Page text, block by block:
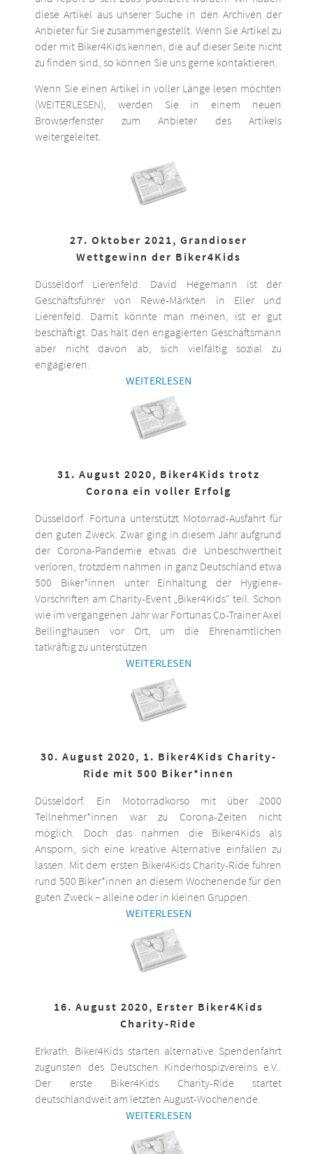
diese Artikel aus unserer Suche in den Archiven der
Anbieter für Sie zusammengestellt. Wenn Sie Artikel zu
oder mit Biker4Kids kennen, die auf dieser Seite nicht
zu finden sind, so können Sie uns gerne kontaktieren.
Wenn Sie einen Artikel in voller Länge lesen möchten
(WEITERLESEN), werden Sie in einem neuen
Browserfenster zum Anbieter des Artikels
weitergeleitet.
27. Oktober 2021, Grandioser
Wettgewinn der Biker4Kids
Düsseldorf Lierenfeld. David Hegemann ist der
Geschäftsführer von Rewe-Märkten in Eller und
Lierenfeld. Damit könnte man meinen, ist er gut
beschäftigt. Das hält den engagierten Geschäftsmann
aber nicht davon ab, sich vielfältig sozial zu
engagieren.
WEITERLESEN
31. August 2020, Biker4Kids trotz
Corona ein voller Erfolg
Düsseldorf. Fortuna unterstützt Motorrad-Ausfahrt für
den guten Zweck. Zwar ging in diesem Jahr aufgrund
der Corona-Pandemie etwas die Unbeschwertheit
verloren, trotzdem nahmen in ganz Deutschland etwa
500 Biker*innen unter Einhaltung der Hygiene-
Vorschriften am Charity-Event „Biker4Kids“ teil. Schon
wie im vergangenen Jahr war Fortunas Co-Trainer Axel
Bellinghausen vor Ort, um die Ehrenamtlichen
tatkräftig zu unterstützen.
WEITERLESEN
30. August 2020, 1. Biker4Kids Charity-
Ride mit 500 Biker*innen
Düsseldorf. Ein Motorradkorso mit über 2000
Teilnehmer*innen war zu Corona-Zeiten nicht
möglich. Doch das nahmen die Biker4Kids als
Ansporn, sich eine kreative Alternative einfallen zu
lassen. Mit dem ersten Biker4Kids Charity-Ride fuhren
rund 500 Biker*innen an diesem Wochenende für den
guten Zweck – alleine oder in kleinen Gruppen.
WEITERLESEN
16. August 2020, Erster Biker4Kids
Charity-Ride
Erkrath. Biker4Kids starten alternative Spendenfahrt
zugunsten des Deutschen Kinderhospizvereins e.V..
Der erste Biker4Kids Charity-Ride startet
deutschlandweit am letzten August-Wochenende.
WEITERLESEN